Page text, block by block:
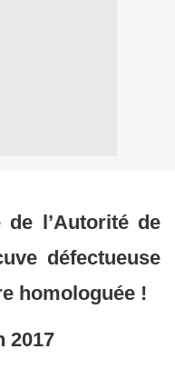
l’Autorité de
défectueuse
homologuée !
2017